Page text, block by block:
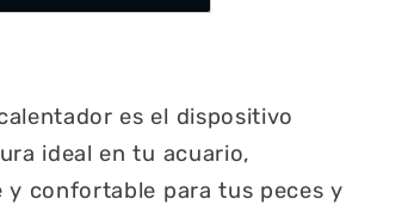
es el dispositivo
ideal en tu acuario,
y confortable para tus peces y